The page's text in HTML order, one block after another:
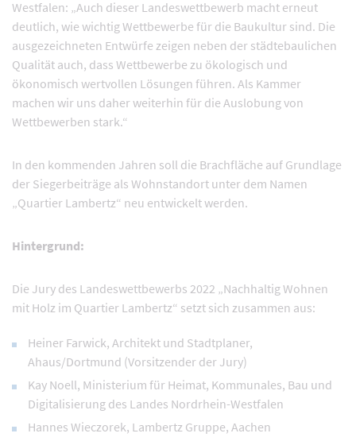
Westfalen: „Auch dieser Landeswettbewerb macht erneut
deutlich, wie wichtig Wettbewerbe für die Baukultur sind. Die
ausgezeichneten Entwürfe zeigen neben der städtebaulichen
Qualität auch, dass Wettbewerbe zu ökologisch und
ökonomisch wertvollen Lösungen führen. Als Kammer
machen wir uns daher weiterhin für die Auslobung von
Wettbewerben stark.“
In den kommenden Jahren soll die Brachfläche auf Grundlage
der Siegerbeiträge als Wohnstandort unter dem Namen
„Quartier Lambertz“ neu entwickelt werden.
Hintergrund:
Die Jury des Landeswettbewerbs 2022 „Nachhaltig Wohnen
mit Holz im Quartier Lambertz“ setzt sich zusammen aus:
Heiner Farwick, Architekt und Stadtplaner,
Ahaus/Dortmund (Vorsitzender der Jury)
Kay Noell, Ministerium für Heimat, Kommunales, Bau und
Digitalisierung des Landes Nordrhein-Westfalen
Hannes Wieczorek, Lambertz Gruppe, Aachen